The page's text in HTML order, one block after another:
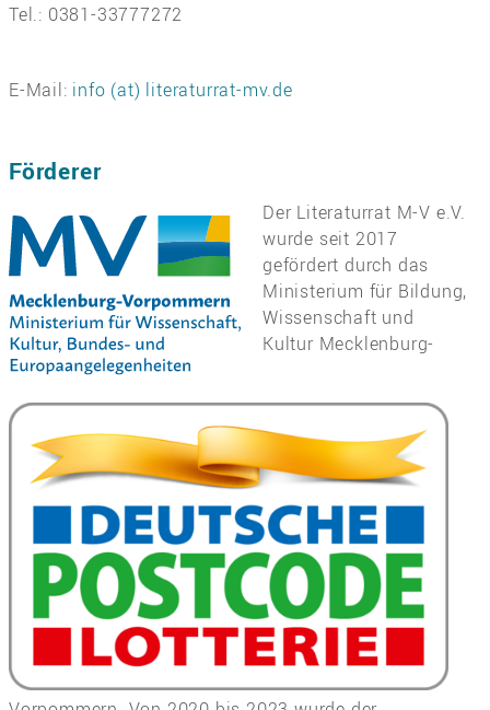
Tel.: 0381-33777272
E-Mail: info (at) literaturrat-mv.de
Förderer
Der Literaturrat M-V e.V.
wurde seit 2017
gefördert durch das
Ministerium für Bildung,
Wissenschaft und
Kultur Mecklenburg-